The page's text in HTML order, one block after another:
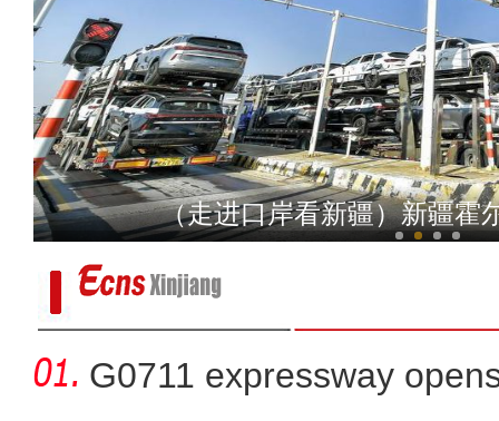
新疆阿克苏：游客“偶遇”
（走进口岸看新疆）新疆霍
G0711 expressway